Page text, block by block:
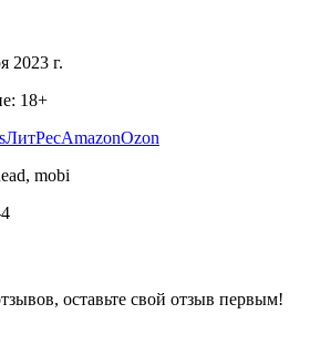
2023 г.
18+
ЛитРесAmazonOzon
mobi
оставьте свой отзыв первым!